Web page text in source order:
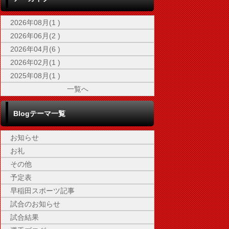
2026年08月(1 )
2026年06月(2 )
2026年04月(6 )
2026年02月(1 )
2025年08月(1 )
一覧へ
Blogテーマ一覧
お知らせ
お礼
その他
予定表
早稲田スポーツ記事
試合のお知らせ
試合結果